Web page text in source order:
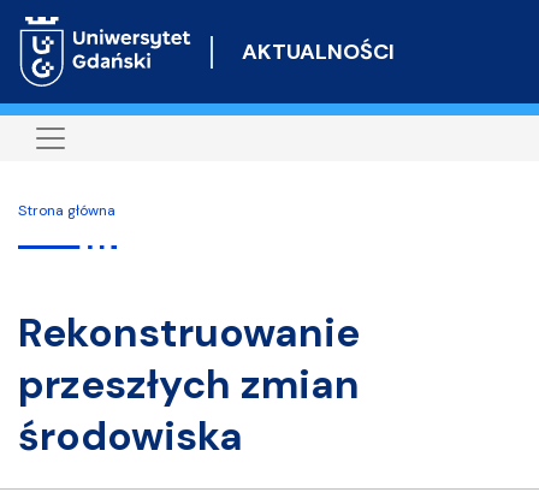
do
AKTUALNOŚCI
Strona główna
rekonstruowanie
przeszłych zmian
środowiska